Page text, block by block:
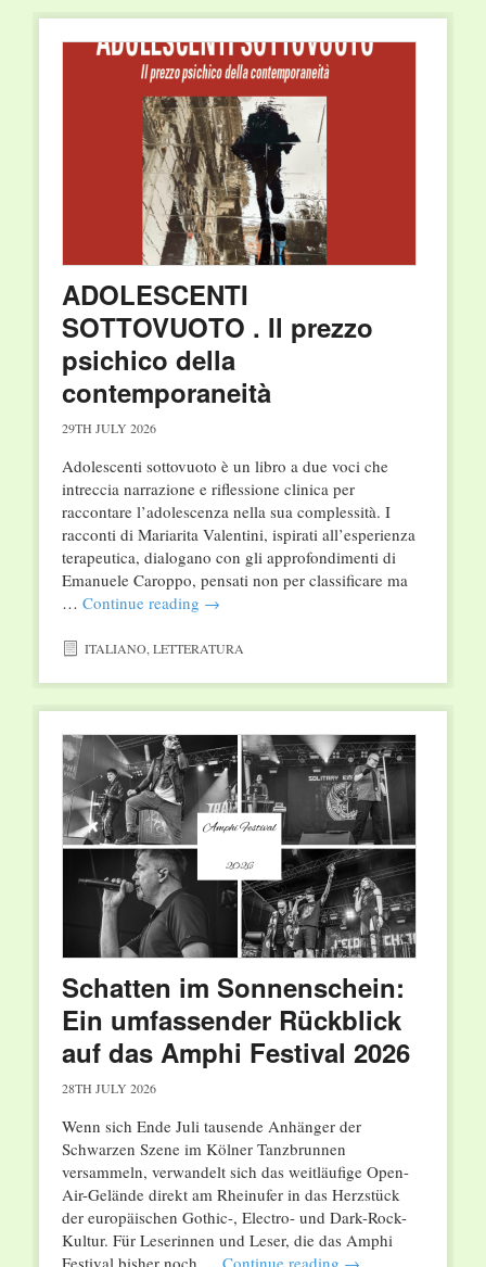
ADOLESCENTI
SOTTOVUOTO . Il prezzo
psichico della
contemporaneità
29TH JULY 2026
Adolescenti sottovuoto è un libro a due voci che
intreccia narra­zione e riflessione clinica per
raccontare l’adolescenza nella sua complessità. I
racconti di Mariarita Valentini, ispirati all’espe­rienza
terapeutica, dialogano con gli approfondimenti di
Ema­nuele Caroppo, pensati non per classificare ma
… Continue reading →
ITALIANO, LETTERATURA
Schatten im Sonnenschein:
Ein umfassender Rückblick
auf das Amphi Festival 2026
28TH JULY 2026
Wenn sich Ende Juli tausende Anhänger der
Schwarzen Szene im Kölner Tanzbrunnen
versammeln, verwandelt sich das weitläufige Open-
Air-Gelände direkt am Rheinufer in das Herzstück
der europäischen Gothic-, Electro- und Dark-Rock-
Kultur. Für Leserinnen und Leser, die das Amphi
Festival bisher noch … Continue reading →